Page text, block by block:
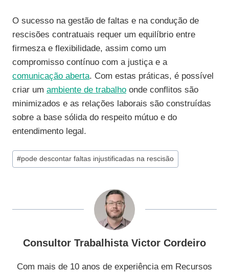
O sucesso na gestão de faltas e na condução de
rescisões contratuais requer um equilíbrio entre
firmesza e flexibilidade, assim como um
compromisso contínuo com a justiça e a
comunicação aberta. Com estas práticas, é possível
criar um ambiente de trabalho onde conflitos são
minimizados e as relações laborais são construídas
sobre a base sólida do respeito mútuo e do
entendimento legal.
Tags
do
#pode descontar faltas injustificadas na rescisão
Consultor Trabalhista Victor Cordeiro
Com mais de 10 anos de experiência em Recursos